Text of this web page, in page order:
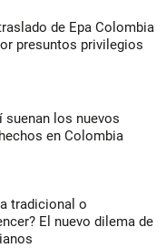
de Epa Colombia
presuntos privilegios
suenan los nuevos
en Colombia
tradicional o
El nuevo dilema de